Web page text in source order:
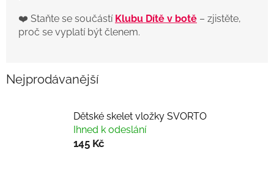
❤️ Staňte se součástí Klubu Dítě v botě – zjistěte,
proč se vyplatí být členem.
Nejprodávanější
Dětské skelet vložky SVORTO
Ihned k odeslání
145 Kč